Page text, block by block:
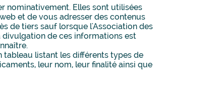
nominativement. Elles sont utilisées
et de vous adresser des contenus
de tiers sauf lorsque l'Association des
de ces informations est
listant les différents types de
leur nom, leur finalité ainsi que